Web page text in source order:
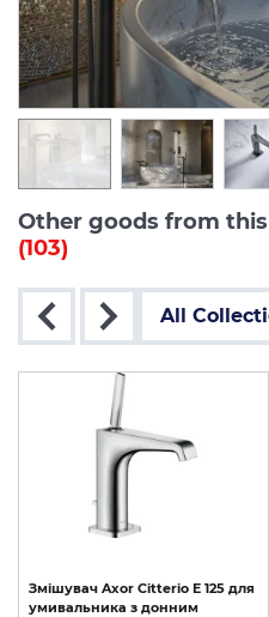
Other goods from this
(103)
All
Змішувач Axor Citterio E 125 для
умивальника з донним